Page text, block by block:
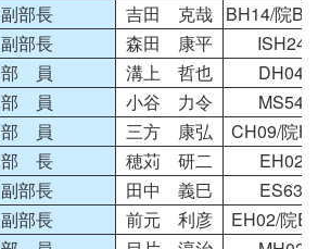
副部長
吉田 克哉 BH14/院
副部長
森田 康平
ISH24
部 員
溝上 哲也
DH04
部 員
小谷 力令
MS54
部 員
三方 康弘 CH09/院
部 長 穂苅 研二
EH02
副部長
田中 義巳
ES63
副部長
前元 利彦
EH02/院